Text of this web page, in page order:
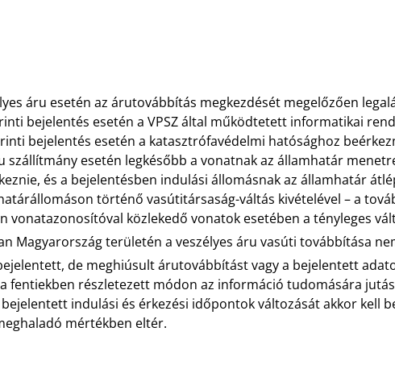
áru esetén az árutovábbítás megkezdését megelőzően
bejelentés esetén a VPSZ által működtetett informatikai
bejelentés esetén a katasztrófavédelmi hatósághoz
szállítmány esetén legkésőbb a vonatnak az államhatár
és a bejelentésben indulási állomásnak az államhatár
történő vasútitársaság-váltás kivételével – a
vonatazonosítóval közlekedő vonatok esetében a tényleges
Magyarország területén a veszélyes áru vasúti továbbítása
de meghiúsult árutovábbítást vagy a bejelentett
fentiekben részletezett módon az információ tudomására
indulási és érkezési időpontok változását akkor kell
mértékben eltér.